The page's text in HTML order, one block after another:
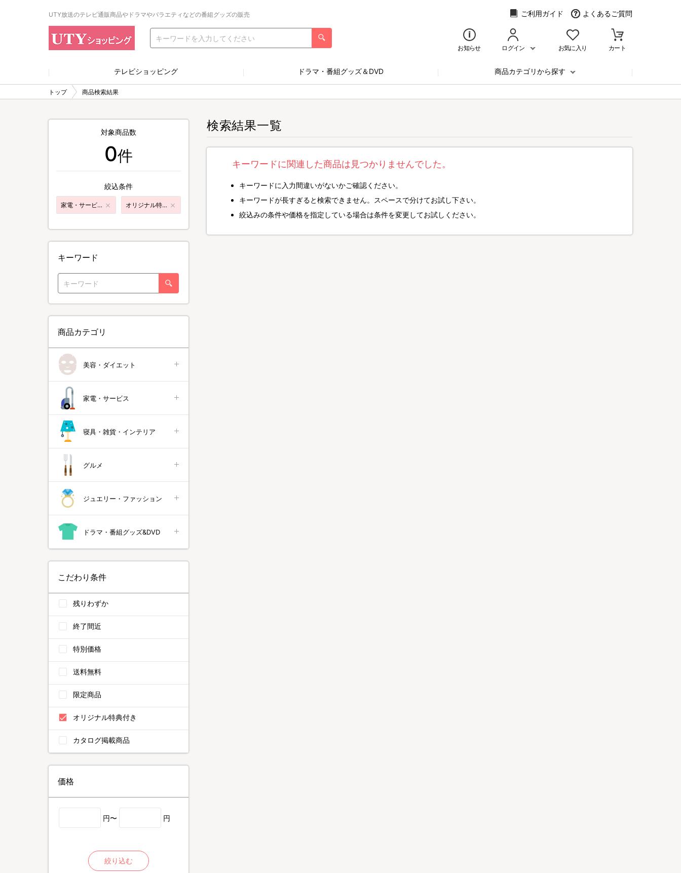
UTY放送のテレビ通販商品やドラマやバラエティなどの番組グッズの販売 ご利用ガイド よくあるご質問
お知らせ ログイン お気に入り カート
テレビショッピング ドラマ・番組グッズ＆DVD 商品カテゴリから探す
トップ 商品検索結果
検索結果一覧
キーワードに関連した商品は見つかりませんでした。
キーワードに入力間違いがないかご確認ください。
キーワードが長すぎると検索できません。スペースで分けてお試し下さい。
絞込みの条件や価格を指定している場合は条件を変更してお試しください。
対象商品数
0件
絞込条件
家電・サービス オリジナル特典付き
キーワード
商品カテゴリ
美容・ダイエット
家電・サービス
寝具・雑貨・インテリア
グルメ
ジュエリー・ファッション
ドラマ・番組グッズ&DVD
こだわり条件
残りわずか
終了間近
特別価格
送料無料
限定商品
オリジナル特典付き
カタログ掲載商品
価格
円〜 円
絞り込む